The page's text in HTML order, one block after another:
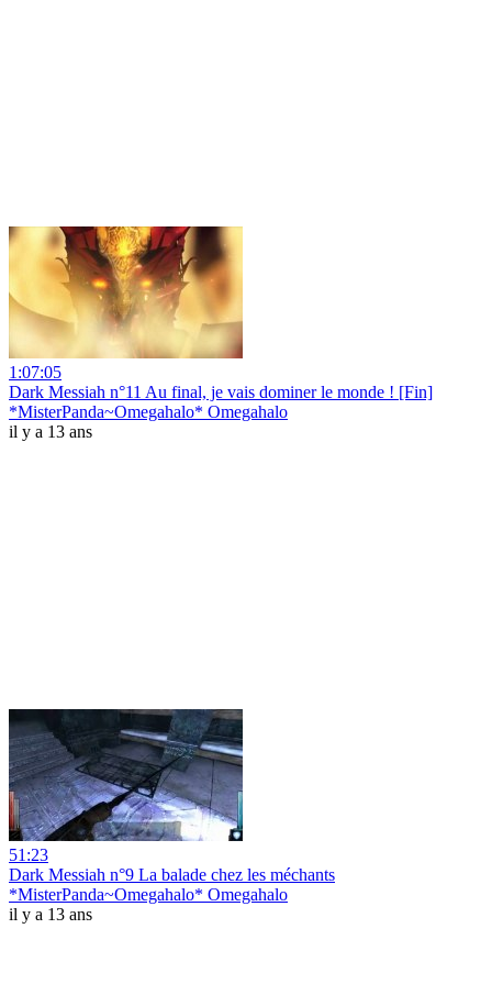
1:07:05
Dark Messiah n°11 Au final, je vais dominer le monde ! [Fin]
*MisterPanda~Omegahalo* Omegahalo
il y a 13 ans
51:23
Dark Messiah n°9 La balade chez les méchants
*MisterPanda~Omegahalo* Omegahalo
il y a 13 ans